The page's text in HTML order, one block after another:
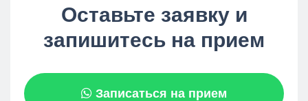
Оставьте заявку и
запишитесь на прием
Записаться на прием